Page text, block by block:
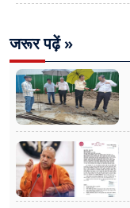
जरूर पढ़ें »